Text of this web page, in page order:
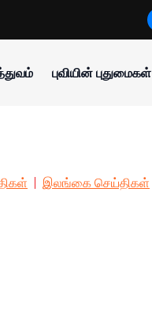
புவியின் புதுமைகள்
இலங்கை செய்திகள்